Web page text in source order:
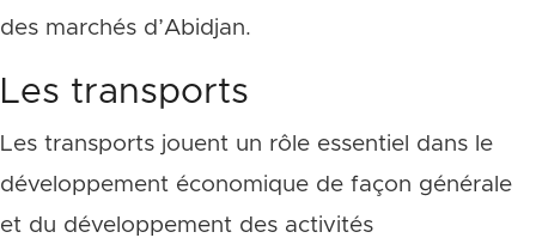
des marchés d’Abidjan.
Les transports
Les transports jouent un rôle essentiel dans le
développement économique de façon générale
et du développement des activités